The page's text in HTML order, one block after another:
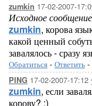
zumkin 17-02-2007-
Исходное
zumkin, корова
какой ценный
завалялось - сразу
Обратиться - Ответить -
PING 17-02-2007-17:12
zumkin, если
корову? :)